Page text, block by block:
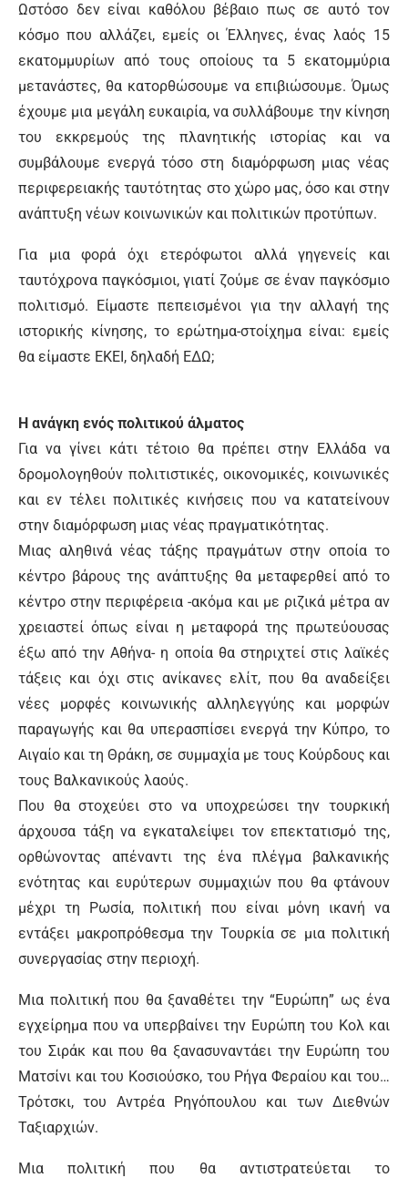
Ωστόσο δεν είναι καθόλου βέβαιο πως σε αυτό τον
κόσμο που αλλάζει, εμείς οι Έλληνες, ένας λαός 15
εκατομμυρίων από τους οποίους τα 5 εκατομμύρια
μετανάστες, θα κατορθώσουμε να επιβιώσουμε. Όμως
έχουμε μια μεγάλη ευκαιρία, να συλλάβουμε την κίνηση
του εκκρεμούς της πλανητικής ιστορίας και να
συμβάλουμε ενεργά τόσο στη διαμόρφωση μιας νέας
περιφερειακής ταυτότητας στο χώρο μας, όσο και στην
ανάπτυξη νέων κοινωνικών και πολιτικών προτύπων.
Για μια φορά όχι ετερόφωτοι αλλά γηγενείς και
ταυτόχρονα παγκόσμιοι, γιατί ζούμε σε έναν παγκόσμιο
πολιτισμό. Είμαστε πεπεισμένοι για την αλλαγή της
ιστορικής κίνησης, το ερώτημα-στοίχημα είναι: εμείς
θα είμαστε ΕΚΕΙ, δηλαδή ΕΔΩ;
Η ανάγκη ενός πολιτικού άλματος
Για να γίνει κάτι τέτοιο θα πρέπει στην Ελλάδα να
δρομολογηθούν πολιτιστικές, οικονομικές, κοινωνικές
και εν τέλει πολιτικές κινήσεις που να κατατείνουν
στην διαμόρφωση μιας νέας πραγματικότητας.
Μιας αληθινά νέας τάξης πραγμάτων στην οποία το
κέντρο βάρους της ανάπτυξης θα μεταφερθεί από το
κέντρο στην περιφέρεια -ακόμα και με ριζικά μέτρα αν
χρειαστεί όπως είναι η μεταφορά της πρωτεύουσας
έξω από την Αθήνα- η οποία θα στηριχτεί στις λαϊκές
τάξεις και όχι στις ανίκανες ελίτ, που θα αναδείξει
νέες μορφές κοινωνικής αλληλεγγύης και μορφών
παραγωγής και θα υπερασπίσει ενεργά την Κύπρο, το
Αιγαίο και τη Θράκη, σε συμμαχία με τους Κούρδους και
τους Βαλκανικούς λαούς.
Που θα στοχεύει στο να υποχρεώσει την τουρκική
άρχουσα τάξη να εγκαταλείψει τον επεκτατισμό της,
ορθώνοντας απέναντι της ένα πλέγμα βαλκανικής
ενότητας και ευρύτερων συμμαχιών που θα φτάνουν
μέχρι τη Ρωσία, πολιτική που είναι μόνη ικανή να
εντάξει μακροπρόθεσμα την Τουρκία σε μια πολιτική
συνεργασίας στην περιοχή.
Μια πολιτική που θα ξαναθέτει την “Ευρώπη” ως ένα
εγχείρημα που να υπερβαίνει την Ευρώπη του Κολ και
του Σιράκ και που θα ξανασυναντάει την Ευρώπη του
Ματσίνι και του Κοσιούσκο, του Ρήγα Φεραίου και του…
Τρότσκι, του Αντρέα Ρηγόπουλου και των Διεθνών
Ταξιαρχιών.
Μια πολιτική που θα αντιστρατεύεται το